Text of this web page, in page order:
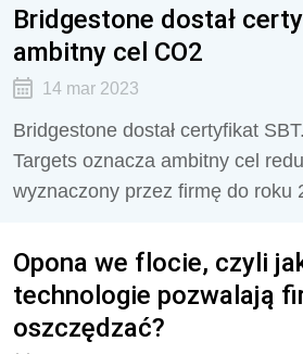
Bridgestone dostał
ambitny cel CO2
14 mar 2023
Bridgestone dostał certyfikat
Targets oznacza ambitny cel
wyznaczony przez firmę do roku
Opona we flocie, czyli
technologie pozwalają
oszczędzać?